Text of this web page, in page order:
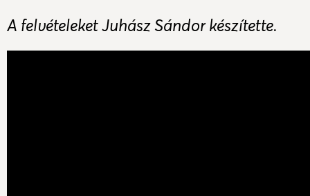
A felvételeket Juhász Sándor készítette.